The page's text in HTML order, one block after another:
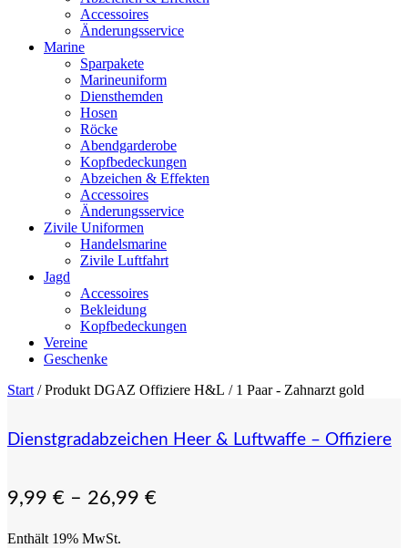
Accessoires
Änderungsservice
Marine
Sparpakete
Marineuniform
Diensthemden
Hosen
Röcke
Abendgarderobe
Kopfbedeckungen
Abzeichen & Effekten
Accessoires
Änderungsservice
Zivile Uniformen
Handelsmarine
Zivile Luftfahrt
Jagd
Accessoires
Bekleidung
Kopfbedeckungen
Vereine
Geschenke
Start / Produkt DGAZ Offiziere H&L / 1 Paar - Zahnarzt gold
Dienstgradabzeichen Heer & Luftwaffe – Offiziere
9,99 € – 26,99 €
Enthält 19% MwSt.